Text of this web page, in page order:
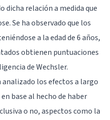
dicha relación a medida que
Se ha observado que los
a la edad de 6 años,
obtienen puntuaciones
de Wechsler.
analizado los efectos a largo
base al hecho de haber
o no, aspectos como la